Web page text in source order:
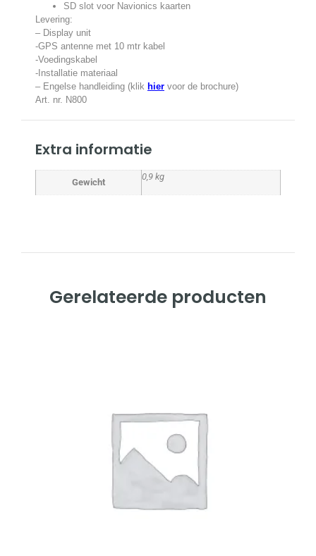
SD slot voor Navionics kaarten
Levering:
– Display unit
-GPS antenne met 10 mtr kabel
-Voedingskabel
-Installatie materiaal
– Engelse handleiding (klik hier voor de brochure)
Art. nr. N800
Extra informatie
Gewicht
0,9 kg
Gerelateerde producten